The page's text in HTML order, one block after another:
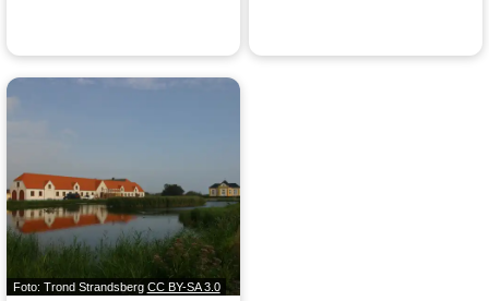
Foto: Trond Strandsberg CC BY-SA 3.0